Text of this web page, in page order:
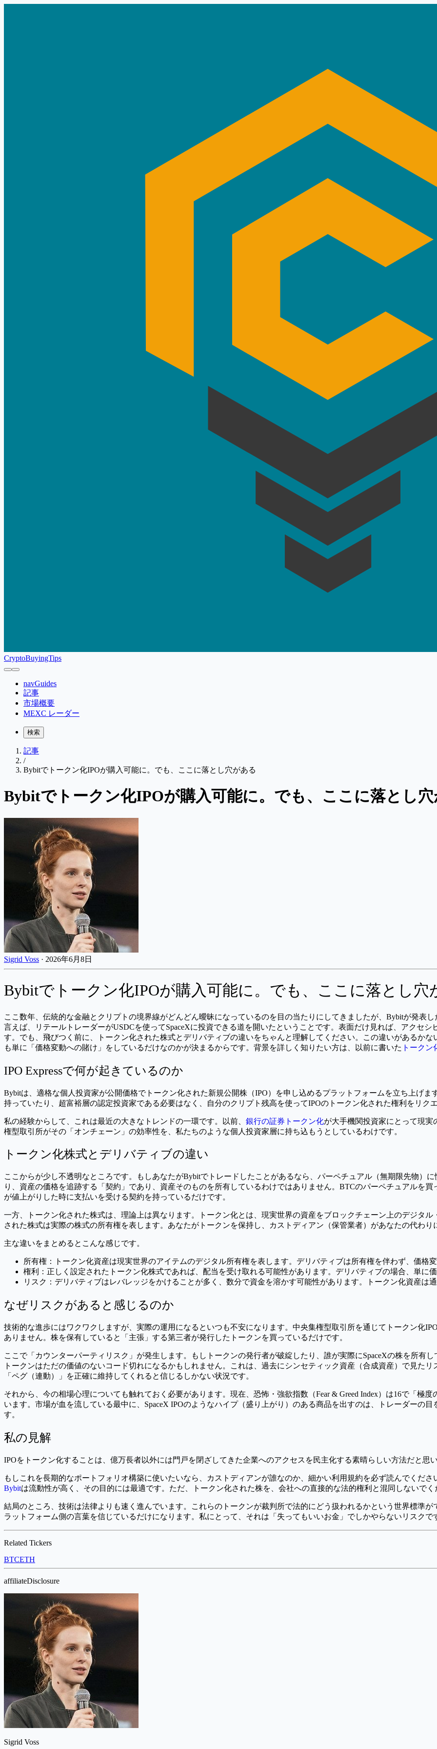
CryptoBuyingTips
navGuides
記事
市場概要
MEXC レーダー
検索
記事
/
Bybitでトークン化IPOが購入可能に。でも、ここに落とし穴がある
Bybitでトークン化IPOが購入可能に。でも、ここに落とし
Sigrid Voss · 2026年6月8日
Bybitでトークン化IPOが購入可能に。でも、ここに落とし穴
ここ数年、伝統的な金融とクリプトの境界線がどんどん曖昧になっているのを目の当たりにしてきましたが、Bybitが発表
言えば、リテールトレーダーがUSDCを使ってSpaceXに投資できる道を開いたということです。表面だけ見れば、アクセ
す。でも、飛びつく前に、トークン化された株式とデリバティブの違いをちゃんと理解してください。この違いがあるか
も単に「価格変動への賭け」をしているだけなのかが決まるからです。背景を詳しく知りたい方は、以前に書いた トークン
IPO Expressで何が起きているのか
Bybitは、適格な個人投資家が公開価格でトークン化された新規公開株（IPO）を申し込めるプラットフォームを立ち上げま
持っていたり、超富裕層の認定投資家である必要はなく、自分のクリプト残高を使ってIPOのトークン化された権利をリク
私の経験からして、これは最近の大きなトレンドの一環です。以前、 銀行の証券トークン化が大手機関投資家にとって現
権型取引所がその「オンチェーン」の効率性を、私たちのような個人投資家層に持ち込もうとしているわけです。
トークン化株式とデリバティブの違い
ここからが少し不透明なところです。もしあなたがBybitでトレードしたことがあるなら、パーペチュアル（無期限先物）
り、資産の価格を追跡する「契約」であり、資産そのものを所有しているわけではありません。BTCのパーペチュアルを
が値上がりした時に支払いを受ける契約を持っているだけです。
一方、トークン化された株式は、理論上は異なります。トークン化とは、現実世界の資産をブロックチェーン上のデジタ
された株式は実際の株式の所有権を表します。あなたがトークンを保持し、カストディアン（保管業者）があなたの代わ
主な違いをまとめるとこんな感じです。
所有権：トークン化資産は現実世界のアイテムのデジタル所有権を表します。デリバティブは所有権を伴わず、価格
権利：正しく設定されたトークン化株式であれば、配当を受け取れる可能性があります。デリバティブの場合、単に
リスク：デリバティブはレバレッジをかけることが多く、数分で資金を溶かす可能性があります。トークン化資産は
なぜリスクがあると感じるのか
技術的な進歩にはワクワクしますが、実際の運用になるといつも不安になります。中央集権型取引所を通じてトークン化
ありません。株を保有していると「主張」する第三者が発行したトークンを買っているだけです。
ここで「カウンターパーティリスク」が発生します。もしトークンの発行者が破綻したり、誰が実際にSpaceXの株を所有
トークンはただの価値のないコード切れになるかもしれません。これは、過去にシンセティック資産（合成資産）で見た
「ペグ（連動）」を正確に維持してくれると信じるしかない状況です。
それから、今の相場心理についても触れておく必要があります。現在、恐怖・強欲指数（Fear & Greed Index）は16で「極
います。市場が血を流している最中に、SpaceX IPOのようなハイプ（盛り上がり）のある商品を出すのは、トレーダーの
す。
私の見解
IPOをトークン化することは、億万長者以外には門戸を閉ざしてきた企業へのアクセスを民主化する素晴らしい方法だと思
もしこれを長期的なポートフォリオ構築に使いたいなら、カストディアンが誰なのか、細かい利用規約を必ず読んでくだ
Bybitは流動性が高く、その目的には最適です。ただ、トークン化された株を、会社への直接的な法的権利と混同しないでく
結局のところ、技術は法律よりも速く進んでいます。これらのトークンが裁判所で法的にどう扱われるかという世界標準
ラットフォーム側の言葉を信じているだけになります。私にとって、それは「失ってもいいお金」でしかやらないリスクで
Related Tickers
BTCETH
affiliateDisclosure
Sigrid Voss